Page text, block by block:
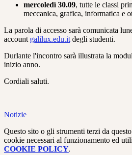
mercoledì 30.09, tutte le classi
meccanica, grafica, informatica e
La parola di accesso sarà comunicata
account galilux.edu.it degli studenti.
Durlante l'incontro sarà illustrata la
inizio anno.
Cordiali saluti.
Notizie
Questo sito o gli strumenti terzi da
cookie necessari al funzionamento ed
COOKIE POLICY.